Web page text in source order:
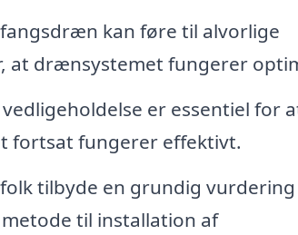
kan føre til alvorlige
at drænsystemet fungerer
er essentiel for
fortsat fungerer effektivt.
tilbyde en grundig
til installation af